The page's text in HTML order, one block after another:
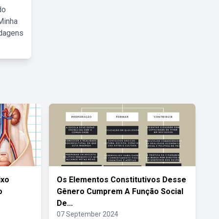
Os Elementos Constitutivos Desse
Gênero Cumprem A Função Social
De...
07 September 2024